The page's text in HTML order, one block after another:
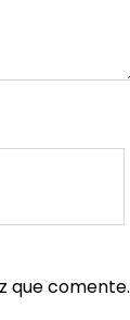
que comente.